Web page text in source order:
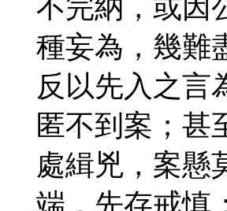
不完納，或因
種妄為，幾難
反以先入之言
匿不到案；甚
處緝兇，案懸
端，先存戒慎